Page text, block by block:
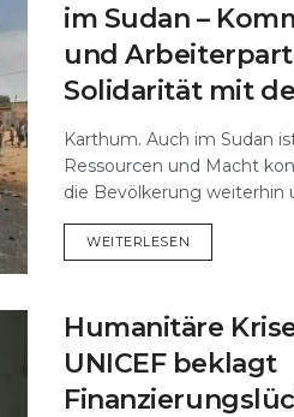
im Sudan –
und
Solidarität mit
Karthum. Auch im Sudan
Ressourcen und Macht
die Bevölkerung weiterhin
WEITERLESEN
Humanitäre
UNICEF beklagt